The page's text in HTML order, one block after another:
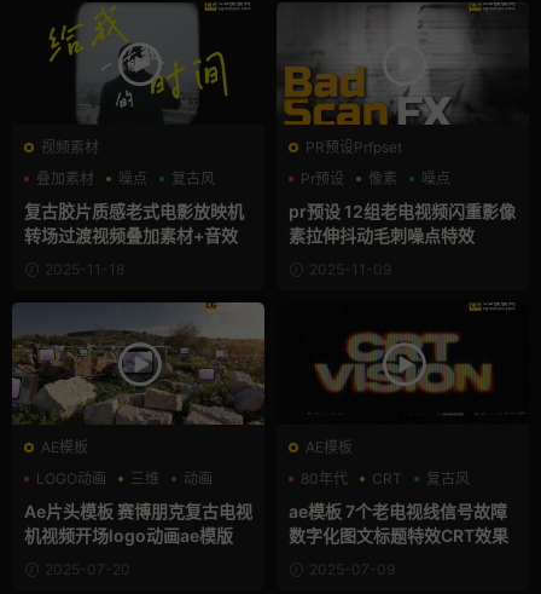
视频素材
叠加素材
噪点 复古风
复古胶片质感老式电影放映机
转场过渡视频叠加素材+音效
2025-11-18
PR预设Prfpset
Pr预设
像素 噪点
pr预设 12组老电视频闪重影像
素拉伸抖动毛刺噪点特效
2025-11-09
AE模板
LOGO动画
三维 动画
Ae片头模板 赛博朋克复古电视
机视频开场logo动画ae模版
2025-07-20
AE模板
80年代
CRT 复古风
ae模板 7个老电视线信号故障
数字化图文标题特效CRT效果
2025-07-09